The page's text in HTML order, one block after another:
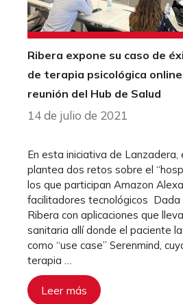
Ribera expone su caso de
de terapia psicológica
reunión del Hub de Salud
14 de julio de 2021
En esta iniciativa de Lanzadera,
plantea dos retos sobre el
los que participan Amazon
facilitadores tecnológicos Dada
Ribera con aplicaciones que
sanitaria allí donde el paciente
como “use case” Serenmind,
terapia …
Leer más